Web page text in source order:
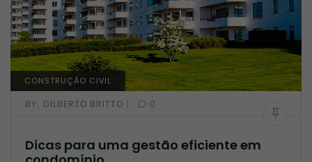
CONSTRUÇÃO CIVIL
BY: GILBERTO BRITTO | 0
Dicas para uma gestão eficiente em